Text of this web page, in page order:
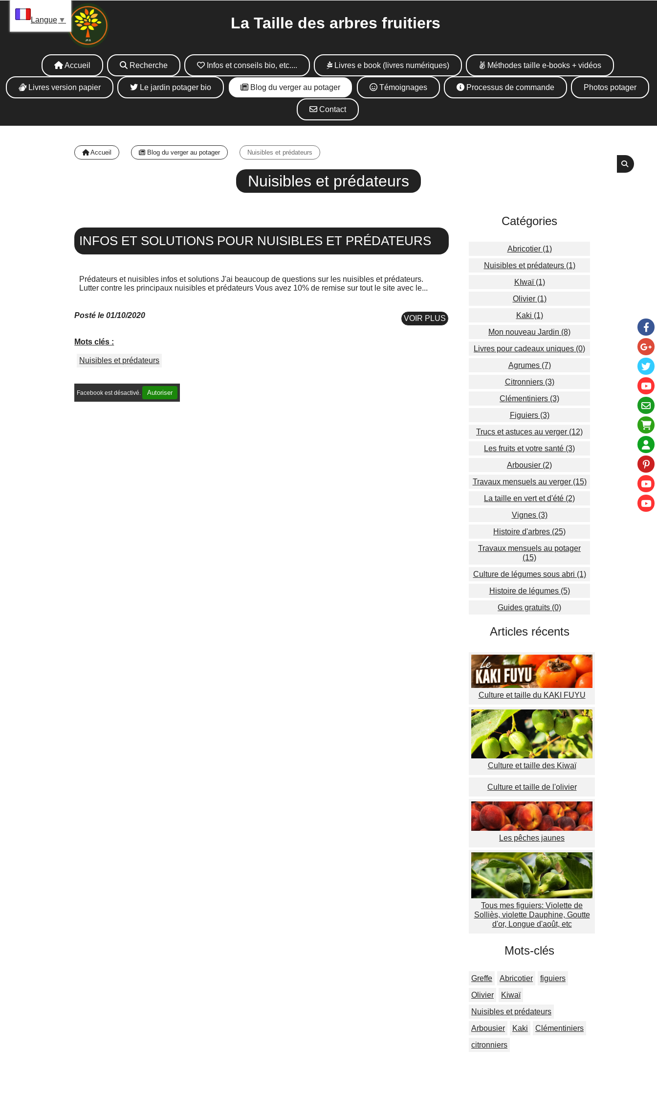
La Taille des arbres fruitiers
Accueil Recherche Infos et conseils bio, etc.... Livres e book (livres numériques) Méthodes taille e-books + vidéos
Livres version papier Le jardin potager bio Blog du verger au potager Témoignages Processus de commande Photos potager
Contact
Accueil Blog du verger au potager Nuisibles et prédateurs
Nuisibles et prédateurs
INFOS ET SOLUTIONS POUR NUISIBLES ET PRÉDATEURS
Prédateurs et nuisibles infos et solutions J'ai beaucoup de questions sur les nuisibles et prédateurs.
Lutter contre les principaux nuisibles et prédateurs Vous avez 10% de remise sur tout le site avec le...
Posté le 01/10/2020 VOIR PLUS
Mots clés :
Nuisibles et prédateurs
Facebook est désactivé. Autoriser
Catégories
Abricotier (1)
Nuisibles et prédateurs (1)
KIwaï (1)
Olivier (1)
Kaki (1)
Mon nouveau Jardin (8)
Livres pour cadeaux uniques (0)
Agrumes (7)
Citronniers (3)
Clémentiniers (3)
Figuiers (3)
Trucs et astuces au verger (12)
Les fruits et votre santé (3)
Arbousier (2)
Travaux mensuels au verger (15)
La taille en vert et d'été (2)
Vignes (3)
Histoire d'arbres (25)
Travaux mensuels au potager
(15)
Culture de légumes sous abri (1)
Histoire de légumes (5)
Guides gratuits (0)
Articles récents
Culture et taille du KAKI FUYU
Culture et taille des Kiwaï
Culture et taille de l'olivier
Les pêches jaunes
Tous mes figuiers: Violette de
Solliès, violette Dauphine, Goutte
d'or, Longue d'août, etc
Mots-clés
Greffe Abricotier
figuiers
Olivier
Kiwaï
Nuisibles et prédateurs
Arbousier
Kaki
Clémentiniers
citronniers
Langue ▼